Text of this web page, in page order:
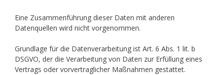
Eine Zusammenführung dieser Daten mit anderen
Datenquellen wird nicht vorgenommen.
Grundlage für die Datenverarbeitung ist Art. 6 Abs. 1 lit. b
DSGVO, der die Verarbeitung von Daten zur Erfüllung eines
Vertrags oder vorvertraglicher Maßnahmen gestattet.